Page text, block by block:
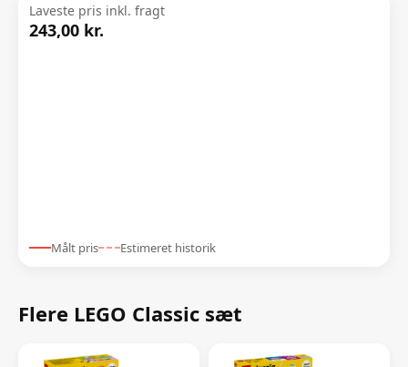
Laveste pris inkl. fragt
243,00 kr.
Målt pris Estimeret historik
Flere LEGO Classic sæt